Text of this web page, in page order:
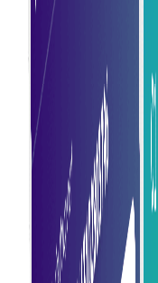
การทำธุรกรรมอย่างปลอดภั
ปกป้องข้อมูลใบแจ้ง
เข้าถึงที่ปลอดภัยเพื่อ
การประมวลผลที่รวดเร็วขึ้น
เร่งการจัดการใบแจ้
อนุมัติและการชำระเงิน